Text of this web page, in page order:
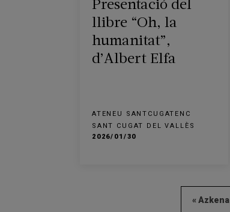
Presentació del
llibre “Oh, la
humanitat”,
d’Albert Elfa
ATENEU SANTCUGATENC
SANT CUGAT DEL VALLÈS
2026/01/30
« Azkena